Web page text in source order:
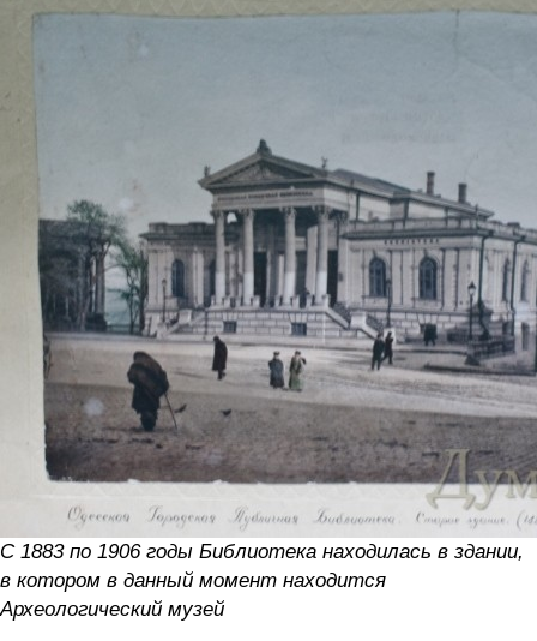
С 1883 по 1906 годы Библиотека находилась в здании,
в котором в данный момент находится
Археологический музей